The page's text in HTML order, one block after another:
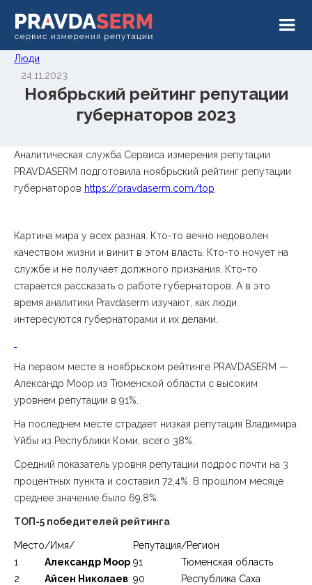
Люди
24.11.2023
Ноябрьский рейтинг репутации
губернаторов 2023
Аналитическая служба Сервиса измерения репутации
PRAVDASERM подготовила ноябрьский рейтинг репутации
губернаторов https://pravdaserm.com/top
Картина мира у всех разная. Кто-то вечно недоволен
качеством жизни и винит в этом власть. Кто-то ночует на
службе и не получает должного признания. Кто-то
старается рассказать о работе губернаторов. А в это
время аналитики Pravdaserm изучают, как люди
интересуются губернаторами и их делами.
На первом месте в ноябрьском рейтинге PRAVDASERM —
Александр Моор из Тюменской области с высоким
уровнем репутации в 91%.
На последнем месте страдает низкая репутация Владимира
Уйбы из Республики Коми, всего 38%.
Средний показатель уровня репутации подрос почти на 3
процентных пункта и составил 72,4%. В прошлом месяце
среднее значение было 69,8%.
ТОП-5 победителей рейтинга
Место/Имя/ Репутация/Регион
1
Александр Моор 91
Тюменская область
2
Айсен Николаев 90
Республика Саха